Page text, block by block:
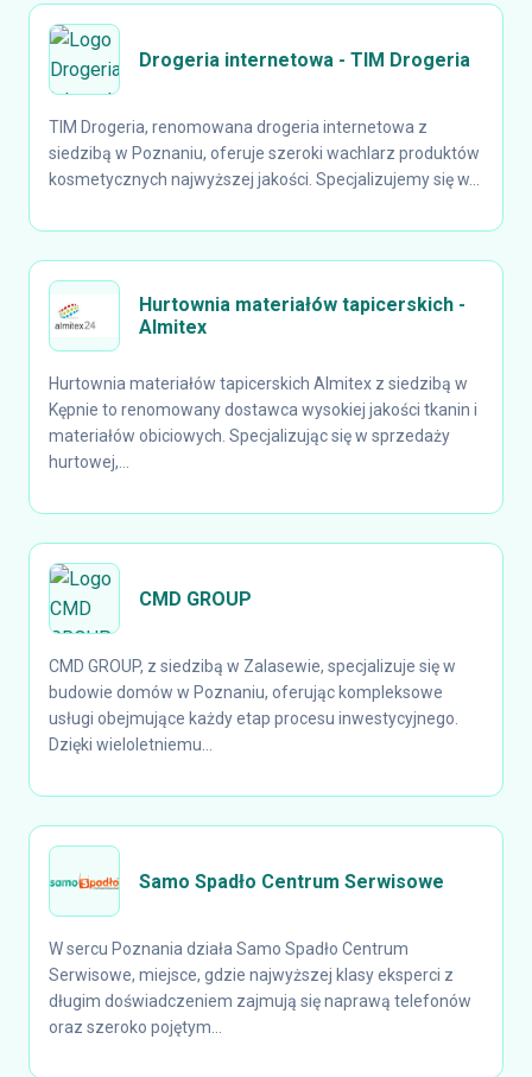
Drogeria internetowa - TIM Drogeria
TIM Drogeria, renomowana drogeria internetowa z
siedzibą w Poznaniu, oferuje szeroki wachlarz produktów
kosmetycznych najwyższej jakości. Specjalizujemy się w...
Hurtownia materiałów tapicerskich -
Almitex
Hurtownia materiałów tapicerskich Almitex z siedzibą w
Kępnie to renomowany dostawca wysokiej jakości tkanin i
materiałów obiciowych. Specjalizując się w sprzedaży
hurtowej,...
CMD GROUP
CMD GROUP, z siedzibą w Zalasewie, specjalizuje się w
budowie domów w Poznaniu, oferując kompleksowe
usługi obejmujące każdy etap procesu inwestycyjnego.
Dzięki wieloletniemu...
Samo Spadło Centrum Serwisowe
W sercu Poznania działa Samo Spadło Centrum
Serwisowe, miejsce, gdzie najwyższej klasy eksperci z
długim doświadczeniem zajmują się naprawą telefonów
oraz szeroko pojętym...